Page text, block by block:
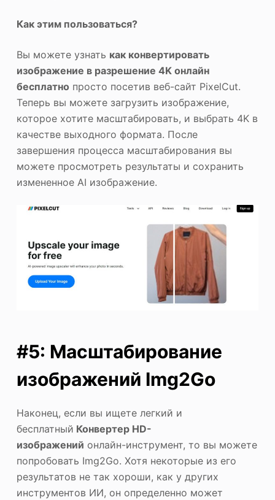
Как этим пользоваться?
Вы можете узнать как конвертировать
изображение в разрешение 4K онлайн
бесплатно просто посетив веб-сайт PixelCut.
Теперь вы можете загрузить изображение,
которое хотите масштабировать, и выбрать 4K в
качестве выходного формата. После
завершения процесса масштабирования вы
можете просмотреть результаты и сохранить
измененное AI изображение.
#5: Масштабирование
изображений Img2Go
Наконец, если вы ищете легкий и
бесплатный Конвертер HD-
изображений онлайн-инструмент, то вы можете
попробовать Img2Go. Хотя некоторые из его
результатов не так хороши, как у других
инструментов ИИ, он определенно может